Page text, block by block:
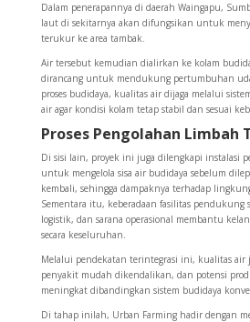
Dalam penerapannya di daerah Waingapu,
laut di sekitarnya akan difungsikan untuk
terukur ke area tambak.
Air tersebut kemudian dialirkan ke kolam
dirancang untuk mendukung pertumbuhan
proses budidaya, kualitas air dijaga melalui
air agar kondisi kolam tetap stabil dan sesuai
Proses Pengolahan Limbah
Di sisi lain, proyek ini juga dilengkapi instalasi
untuk mengelola sisa air budidaya sebelum
kembali, sehingga dampaknya terhadap
Sementara itu, keberadaan fasilitas pendukung
logistik, dan sarana operasional membantu
secara keseluruhan.
Melalui pendekatan terintegrasi ini, kualitas air
penyakit mudah dikendalikan, dan potensi
meningkat dibandingkan sistem budidaya
Di tahap inilah, Urban Farming hadir dengan